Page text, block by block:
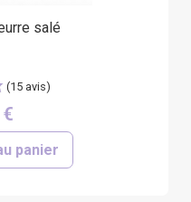
salé
panier